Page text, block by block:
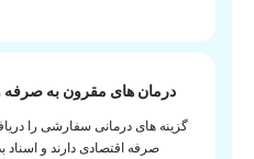
درمان های مقرون به صرفه
گزینه های درمانی سفارشی را
صرفه اقتصادی دارند و